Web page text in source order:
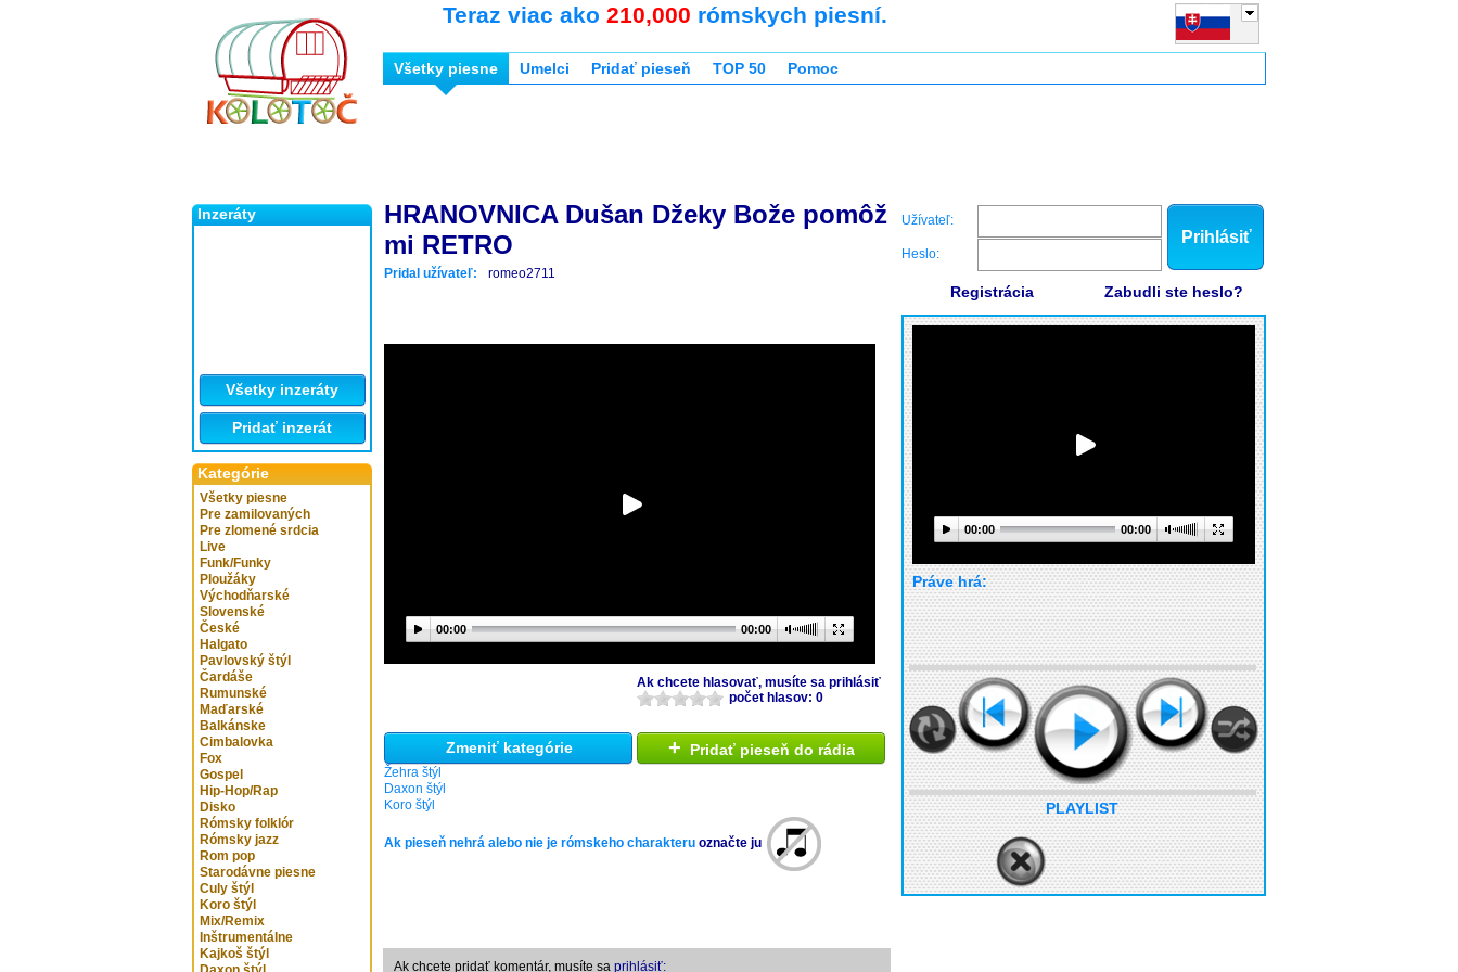
Inzeráty
Všetky inzeráty
Pridať inzerát
Kategórie
Všetky piesne
Pre zamilovaných
Pre zlomené srdcia
Live
Funk/Funky
Ploužáky
Východňarské
Slovenské
České
Halgato
Pavlovský štýl
Čardáše
Rumunské
Maďarské
Balkánske
Cimbalovka
Fox
Gospel
Hip-Hop/Rap
Disko
Rómsky folklór
Rómsky jazz
Rom pop
Starodávne piesne
Culy štýl
Koro štýl
Mix/Remix
Inštrumentálne
Kajkoš štýl
Teraz viac ako 210,000 rómskych piesní.
Všetky piesne Umelci Pridať pieseň TOP 50 Pomoc
HRANOVNICA Dušan Džeky Bože pomôž
mi RETRO
Pridal užívateľ: romeo2711
00:00 00:00
Ak chcete hlasovať, musíte sa prihlásiť
počet hlasov: 0
Zmeniť kategórie
Žehra štýl
Daxon štýl
Koro štýl
+ Pridať pieseň do rádia
Ak pieseň nehrá alebo nie je rómskeho charakteru označte ju
Ak chcete pridať komentár, musíte sa prihlásiť:
Užívateľ:
Heslo:
Prihlásiť
Registrácia Zabudli ste heslo?
00:00 00:00
Práve hrá:
PLAYLIST